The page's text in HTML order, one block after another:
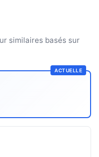
similaires basés sur
ACTUELLE